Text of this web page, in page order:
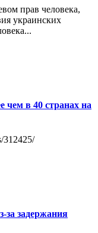
прав человека,
украинских
чем в 40 странах на
312425/
за задержания